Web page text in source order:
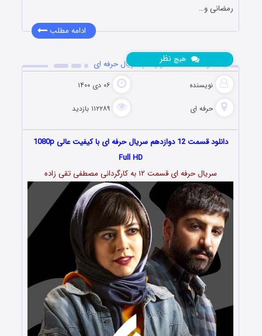
رمضانی و…
ادامه مطلب
دانلود قسمت 12 دوازدهم سریال حرفه ای
نویسنده ۰۶ دی ۱۴۰۰
حرفه ای ۱۱۲۲۸۹ بازدید
هیچ نظر
دانلود قسمت 12 دوازدهم سریال حرفه ای با کیفیت عالی 1080p
Full HD
سریال حرفه ای قسمت ۱۲ به کارگردانی مصطفی تقی زاده